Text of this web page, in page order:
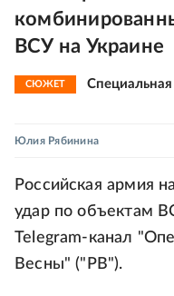
ВСУ на Украине
СЮЖЕТ
Юлия Рябинина
Российская армия
удар по объектам
Telegram-канал
Весны" ("РВ").